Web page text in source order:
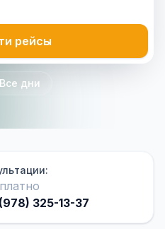
рейсы
Все дни
325-13-37